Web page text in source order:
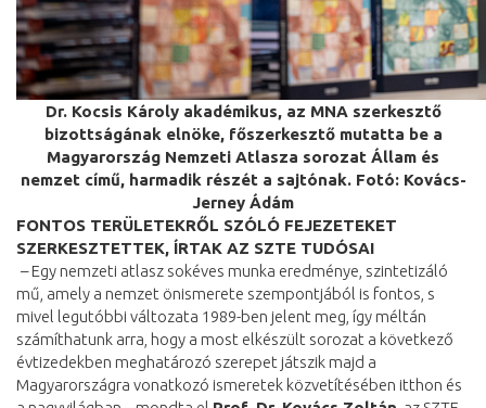
Dr. Kocsis Károly akadémikus, az MNA szerkesztő
bizottságának elnöke, főszerkesztő mutatta be a
Magyarország Nemzeti Atlasza sorozat Állam és
nemzet című, harmadik részét a sajtónak. Fotó: Kovács-
Jerney Ádám
FONTOS TERÜLETEKRŐL SZÓLÓ FEJEZETEKET
SZERKESZTETTEK, ÍRTAK AZ SZTE TUDÓSAI
– Egy nemzeti atlasz sokéves munka eredménye, szintetizáló
mű, amely a nemzet önismerete szempontjából is fontos, s
mivel legutóbbi változata 1989-ben jelent meg, így méltán
számíthatunk arra, hogy a most elkészült sorozat a következő
évtizedekben meghatározó szerepet játszik majd a
Magyarországra vonatkozó ismeretek közvetítésében itthon és